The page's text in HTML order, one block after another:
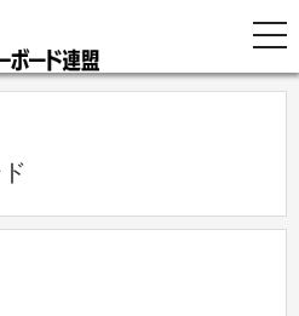
ーボード